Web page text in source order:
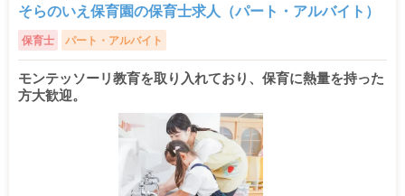
そらのいえ保育園の保育士求人（パート・アルバイト）
保育士 パート・アルバイト
モンテッソーリ教育を取り入れており、保育に熱量を持った
方大歓迎。